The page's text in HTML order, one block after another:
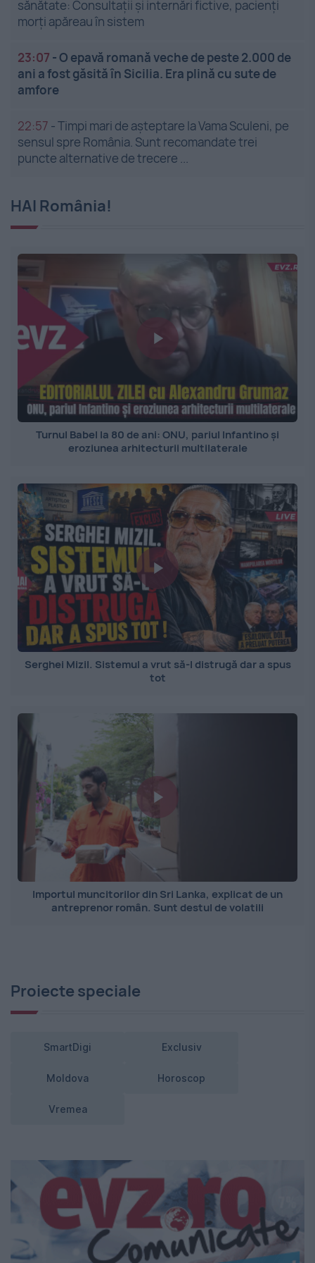
sănătate: Consultații și internări fictive, pacienți
morți apăreau în sistem
23:07 -O epavă romană veche de peste 2.000 de
ani a fost găsită în Sicilia. Era plină cu sute de
amfore
22:57 -Timpi mari de așteptare la Vama Sculeni, pe
sensul spre România. Sunt recomandate trei
puncte alternative de trecere ...
HAI România!
Turnul Babel la 80 de ani: ONU, pariul Infantino și
eroziunea arhitecturii multilaterale
Serghei Mizil. Sistemul a vrut să-l distrugă dar a spus
tot
Importul muncitorilor din Sri Lanka, explicat de un
antreprenor român. Sunt destul de volatili
Proiecte speciale
SmartDigi Exclusiv
Moldova Horoscop
Vremea